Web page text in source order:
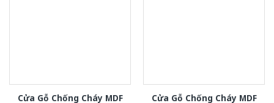
Cửa Gỗ Chống Cháy MDF
Cửa Gỗ Chống Cháy MDF